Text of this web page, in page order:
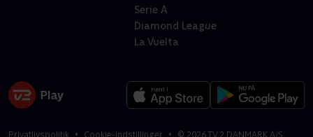
Serie A
Diamond League
La Vuelta
Privatlivspolitik Cookie-indstillinger © 2026TV 2 DANMARK A/S